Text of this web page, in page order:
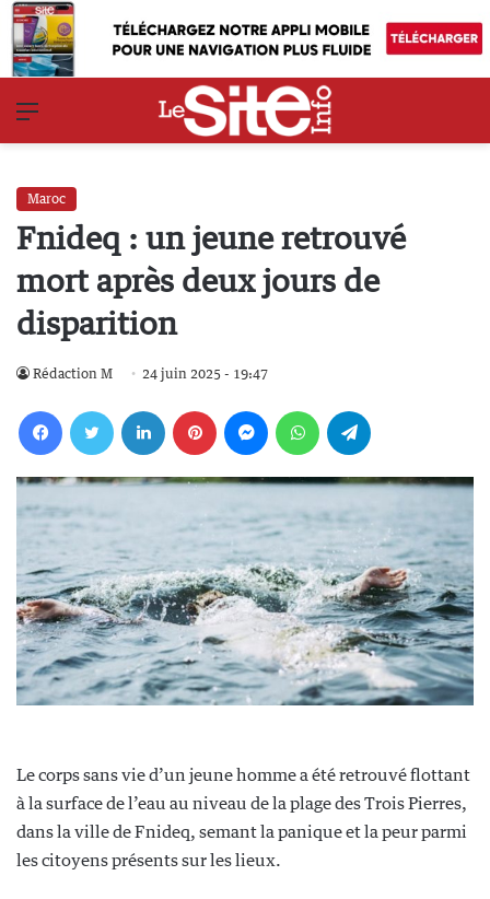
Maroc
Fnideq : un jeune retrouvé
mort après deux jours de
disparition
Rédaction M 24 juin 2025 - 19:47
Le corps sans vie d’un jeune homme a été retrouvé flottant
à la surface de l’eau au niveau de la plage des Trois Pierres,
dans la ville de Fnideq, semant la panique et la peur parmi
les citoyens présents sur les lieux.